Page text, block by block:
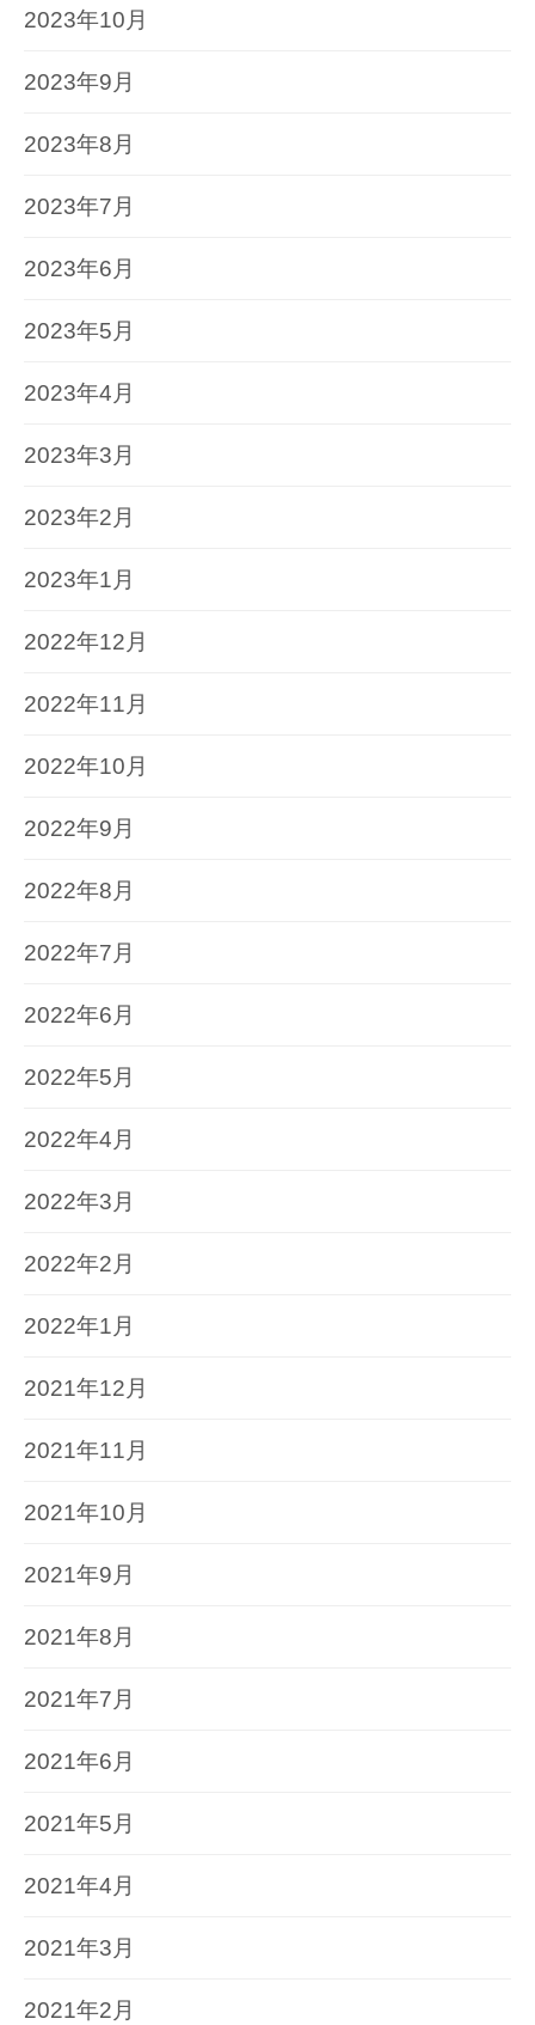
2023年10月
2023年9月
2023年8月
2023年7月
2023年6月
2023年5月
2023年4月
2023年3月
2023年2月
2023年1月
2022年12月
2022年11月
2022年10月
2022年9月
2022年8月
2022年7月
2022年6月
2022年5月
2022年4月
2022年3月
2022年2月
2022年1月
2021年12月
2021年11月
2021年10月
2021年9月
2021年8月
2021年7月
2021年6月
2021年5月
2021年4月
2021年3月
2021年2月